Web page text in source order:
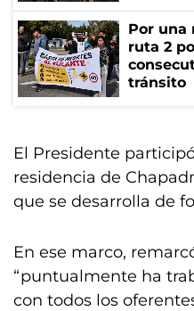
Por una
ruta 2
tránsito
El Presidente
residencia de
que se desarrolla de
En ese marco,
“puntualmente ha
con todos los